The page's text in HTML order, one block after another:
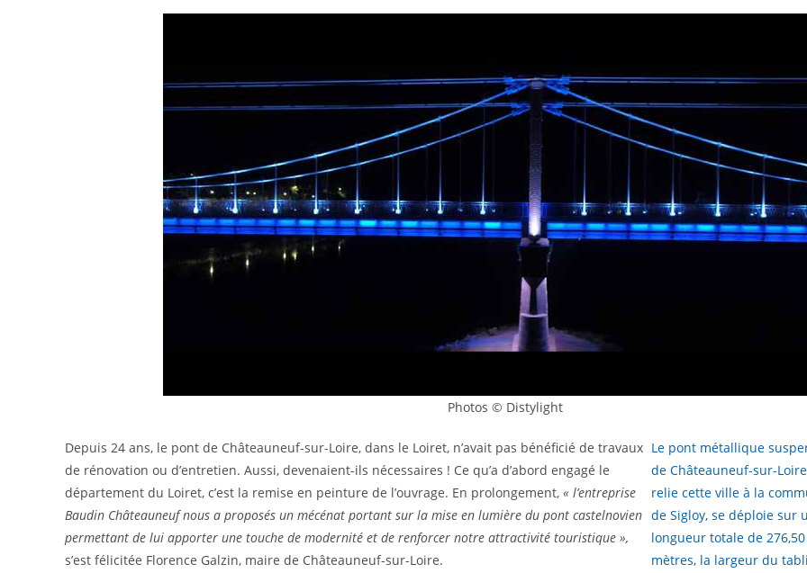
Photos © Distylight
Depuis 24 ans, le pont de Châteauneuf-sur-Loire, dans le Loiret, n’avait pas bénéficié de travaux
de rénovation ou d’entretien. Aussi, devenaient-ils nécessaires ! Ce qu’a d’abord engagé le
département du Loiret, c’est la remise en peinture de l’ouvrage. En prolongement, « l’entreprise
Baudin Châteauneuf nous a proposés un mécénat portant sur la mise en lumière du pont castelnovien
permettant de lui apporter une touche de modernité et de renforcer notre attractivité touristique »,
s’est félicitée Florence Galzin, maire de Châteauneuf-sur-Loire.
Le pont métallique
de Châteauneuf-sur-
relie cette ville à la
de Sigloy, se déploie sur
longueur totale de 276,50
mètres, la largeur du